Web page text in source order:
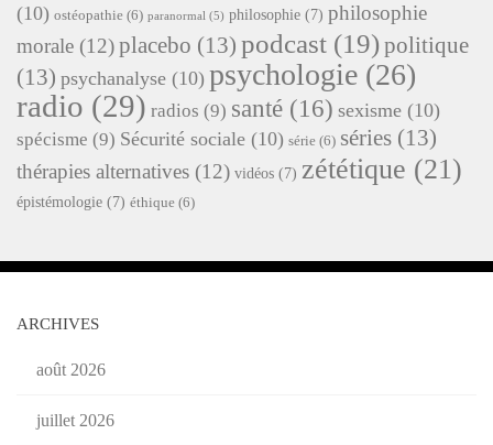
(10) ostéopathie (6) paranormal (5) philosophie (7) philosophie
morale (12)placebo (13) podcast (19)politique
(13) psychanalyse (10) psychologie (26)
radio (29) radios (9) santé (16) sexisme (10)
spécisme (9) Sécurité sociale (10) série (6) séries (13)
thérapies alternatives (12) vidéos (7) zététique (21)
épistémologie (7) éthique (6)
ARCHIVES
août 2026
juillet 2026